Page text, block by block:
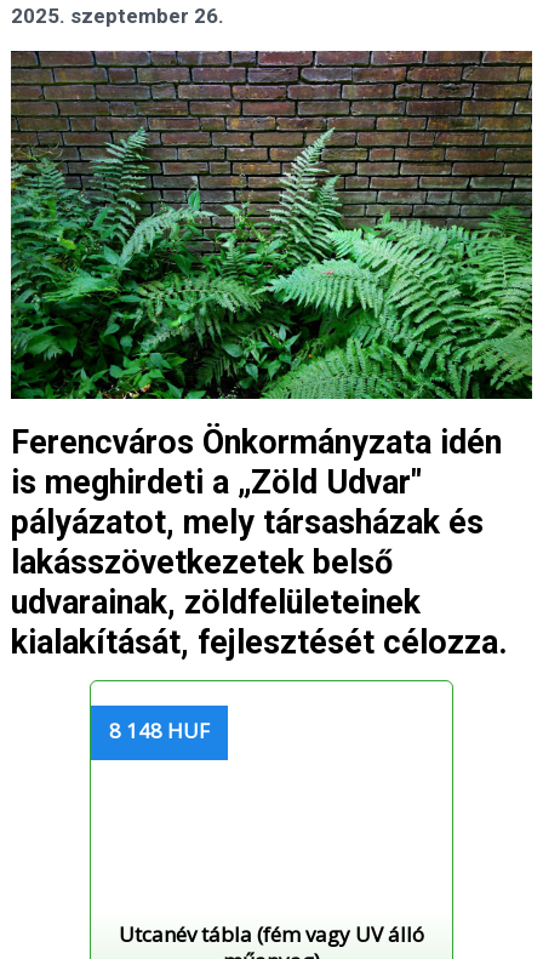
2025. szeptember 26.
Ferencváros Önkormányzata idén
is meghirdeti a „Zöld Udvar"
pályázatot, mely társasházak és
lakásszövetkezetek belső
udvarainak, zöldfelületeinek
kialakítását, fejlesztését célozza.
8 148 HUF
Utcanév tábla (fém vagy UV álló